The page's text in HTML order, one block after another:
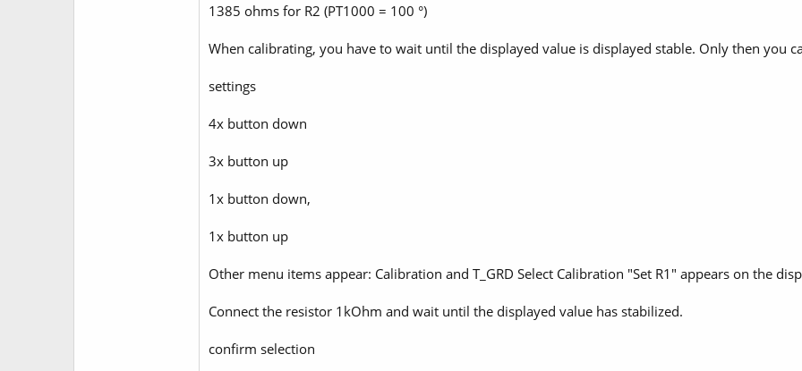
1385 ohms for R2 (PT1000 = 100 °)
When calibrating, you have to wait until the displayed value is displayed stable. Only then you
settings
4x button down
3x button up
1x button down,
1x button up
Other menu items appear: Calibration and T_GRD Select Calibration "Set R1" appears on the
Connect the resistor 1kOhm and wait until the displayed value has stabilized.
confirm selection